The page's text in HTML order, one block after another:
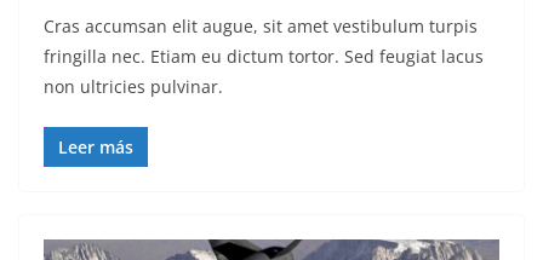
Cras accumsan elit augue, sit amet vestibulum turpis
fringilla nec. Etiam eu dictum tortor. Sed feugiat lacus
non ultricies pulvinar.
Leer más